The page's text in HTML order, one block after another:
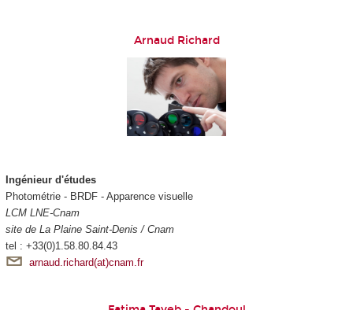
Arnaud Richard
Ingénieur d'études
Photométrie - BRDF - Apparence visuelle
LCM LNE-Cnam
site de La Plaine Saint-Denis / Cnam
tel : +33(0)1.58.80.84.43
arnaud.richard(at)cnam.fr